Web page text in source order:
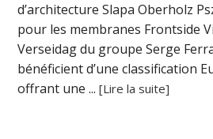
d’architecture Slapa Oberholz
pour les membranes Frontside
Verseidag du groupe Serge
bénéficient d’une classification
offrant une ...[Lire la suite]